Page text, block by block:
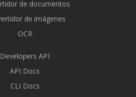
de documentos
de imágenes
OCR
Developers API
API Docs
CLI Docs